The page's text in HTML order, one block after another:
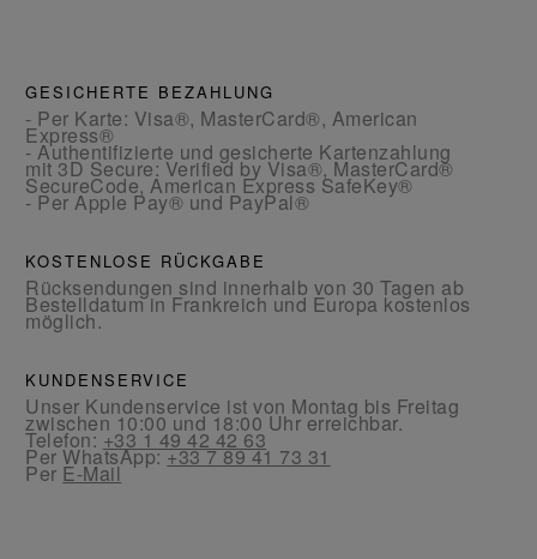
GESICHERTE BEZAHLUNG
- Per Karte: Visa®, MasterCard®, American
Express®
- Authentifizierte und gesicherte Kartenzahlung
mit 3D Secure: Verified by Visa®, MasterCard®
SecureCode, American Express SafeKey®
- Per Apple Pay® und PayPal®
KOSTENLOSE RÜCKGABE
Rücksendungen sind innerhalb von 30 Tagen ab
Bestelldatum in Frankreich und Europa kostenlos
möglich.
KUNDENSERVICE
Unser Kundenservice ist von Montag bis Freitag
zwischen 10:00 und 18:00 Uhr erreichbar.
Telefon:+33 1 49 42 42 63
Per WhatsApp:+33 7 89 41 73 31
Per E-Mail